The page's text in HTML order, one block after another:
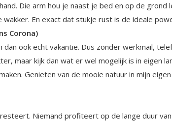
Die arm hou je naast je bed en op de
En exact dat stukje rust is de ideale
Corona)
dan ook echt vakantie. Dus zonder werkmail,
maar kijk dan wat er wel mogelijk is in eigen
Genieten van de mooie natuur in mijn
Niemand profiteert op de lange duur